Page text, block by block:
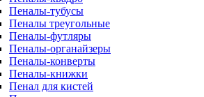
Пеналы-тубусы
Пеналы треугольные
Пеналы-футляры
Пеналы-органайзеры
Пеналы-конверты
Пеналы-книжки
Пенал для кистей